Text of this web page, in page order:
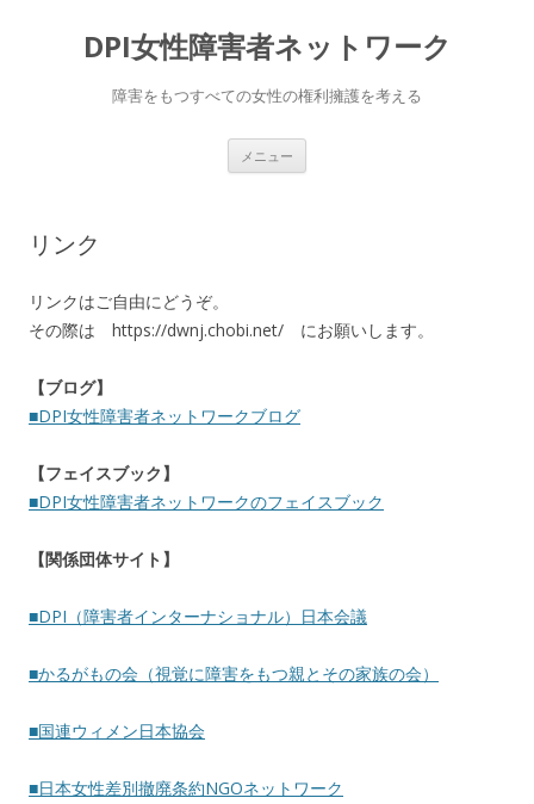
DPI女性障害者ネットワーク
障害をもつすべての女性の権利擁護を考える
メニュー
リンク
リンクはご自由にどうぞ。
その際は https://dwnj.chobi.net/ にお願いします。
【ブログ】
■DPI女性障害者ネットワークブログ
【フェイスブック】
■DPI女性障害者ネットワークのフェイスブック
【関係団体サイト】
■DPI（障害者インターナショナル）日本会議
■かるがもの会（視覚に障害をもつ親とその家族の会）
■国連ウィメン日本協会
■日本女性差別撤廃条約NGOネットワーク